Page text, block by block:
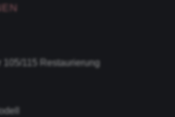
105/115 Restaurierung